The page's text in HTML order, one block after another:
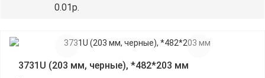
0.01р.
3731U (203 мм, черные), *482*203 мм